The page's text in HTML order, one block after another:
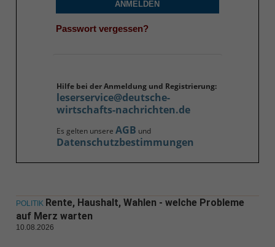
ANMELDEN
Passwort vergessen?
Hilfe bei der Anmeldung und Registrierung:
leserservice@deutsche-
wirtschafts-nachrichten.de
Es gelten unsere AGB und
Datenschutzbestimmungen
POLITIK Rente, Haushalt, Wahlen - welche Probleme
auf Merz warten
10.08.2026